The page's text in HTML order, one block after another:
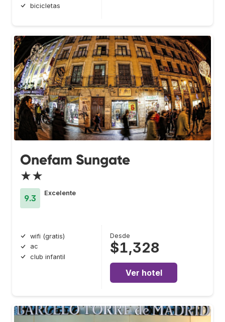
bicicletas
Onefam Sungate
★★
9.3
Excelente
wifi (gratis)
ac
club infantil
Desde
$1,328
Ver hotel